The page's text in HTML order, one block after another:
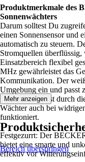
Produktmerkmale des
Sonnenwächters
Darum solltest Du
einen Sonnensensor und
automatisch zu steuern.
Stromquellen
Einsatzbereich flexibel
MHz gewährleistet das
Kommunikation. Der
Umgebung ein und passt
Außenbereich ist durch
Wächter auch bei
funktioniert.
Festgezurrt: Der
bietet eine smarte und
effektiv vor
Mehr anzeigen
Bereich überspringen